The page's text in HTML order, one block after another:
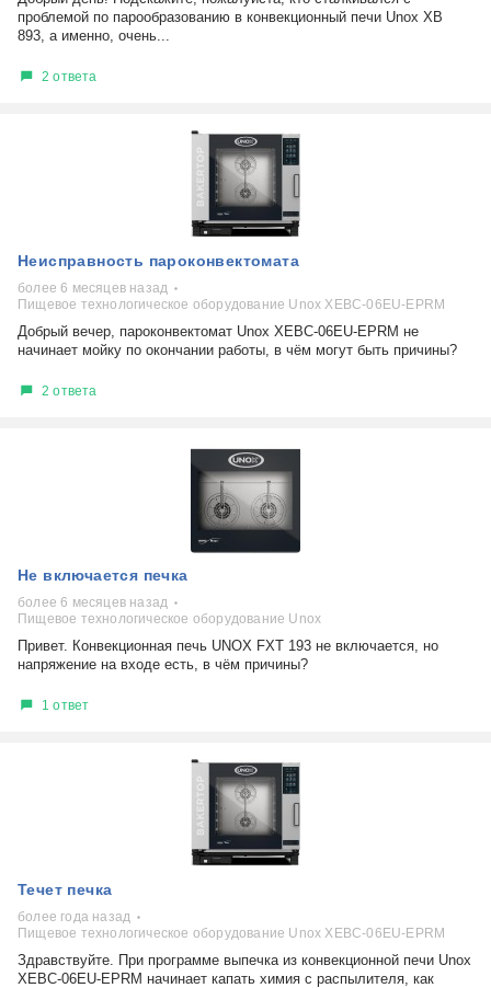
Холодильники
Микроволновые печи
Наушники
Показать еще
Проблемы по тегам
самопроизвольное выключение
возможность ремонта
самостоятельный ремонт
консультация
выдает ошибку
плохо работает
Показать еще
проблемой по парообразованию в конвекционный печи Unox XB
893, а именно, очень...
2 ответа
Неисправность пароконвектомата
более 6 месяцев назад
Пищевое технологическое оборудование Unox XEBC-06EU-EPRM
Добрый вечер, пароконвектомат Unox XEBC-06EU-EPRM не
начинает мойку по окончании работы, в чём могут быть причины?
2 ответа
Не включается печка
более 6 месяцев назад
Пищевое технологическое оборудование Unox
Привет. Конвекционная печь UNOX FXT 193 не включается, но
напряжение на входе есть, в чём причины?
1 ответ
Течет печка
более года назад
Пищевое технологическое оборудование Unox XEBC-06EU-EPRM
Здравствуйте. При программе выпечка из конвекционной печи Unox
XEBC-06EU-EPRM начинает капать химия с распылителя, как